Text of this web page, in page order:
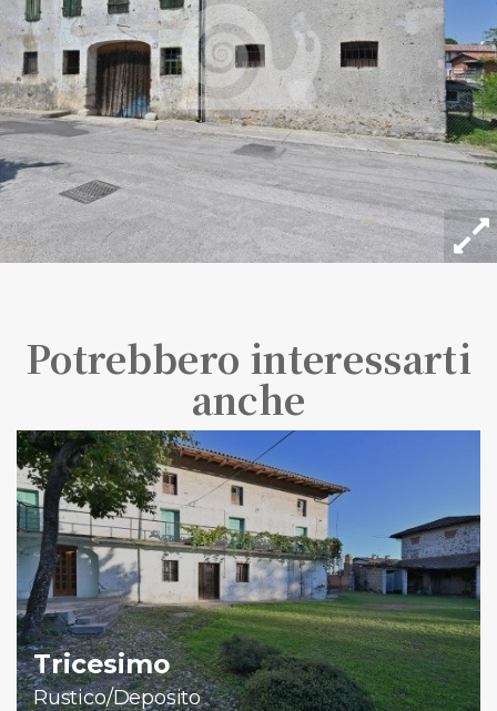
Potrebbero interessarti
anche
Tricesimo
Rustico/Deposito